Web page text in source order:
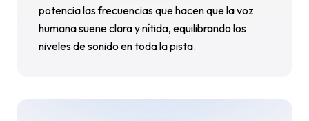
potencia las frecuencias que hacen que la voz
humana suene clara y nítida, equilibrando los
niveles de sonido en toda la pista.